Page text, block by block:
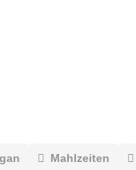
Mahlzeiten